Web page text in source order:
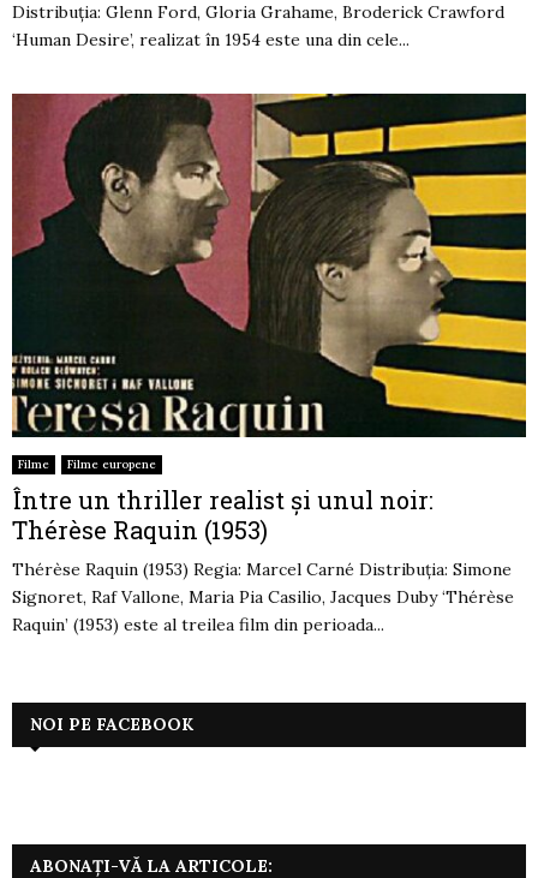
Distribuția: Glenn Ford, Gloria Grahame, Broderick Crawford
‘Human Desire’, realizat în 1954 este una din cele...
Filme Filme europene
Între un thriller realist și unul noir:
Thérèse Raquin (1953)
Thérèse Raquin (1953) Regia: Marcel Carné Distribuția: Simone
Signoret, Raf Vallone, Maria Pia Casilio, Jacques Duby ‘Thérèse
Raquin’ (1953) este al treilea film din perioada...
NOI PE FACEBOOK
ABONAȚI-VĂ LA ARTICOLE: